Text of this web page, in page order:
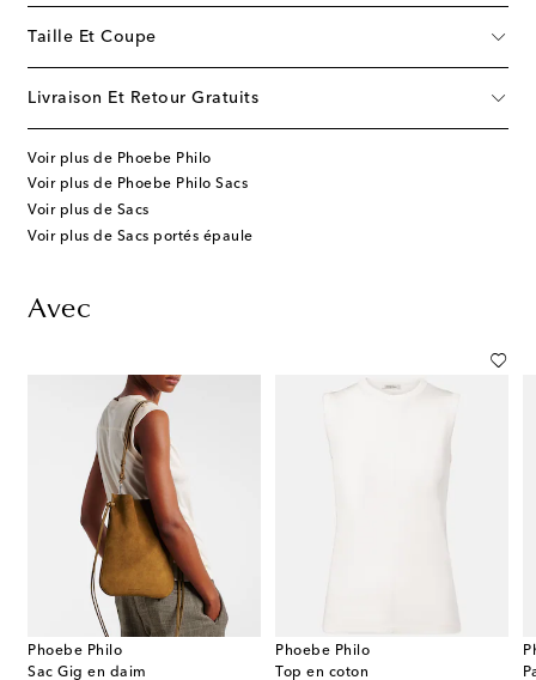
Taille Et Coupe
Livraison Et Retour Gratuits
Voir plus de Phoebe Philo
Voir plus de Phoebe Philo Sacs
Voir plus de Sacs
Voir plus de Sacs portés épaule
Avec
Phoebe Philo
Sac Gig en daim
Phoebe Philo
Top en coton